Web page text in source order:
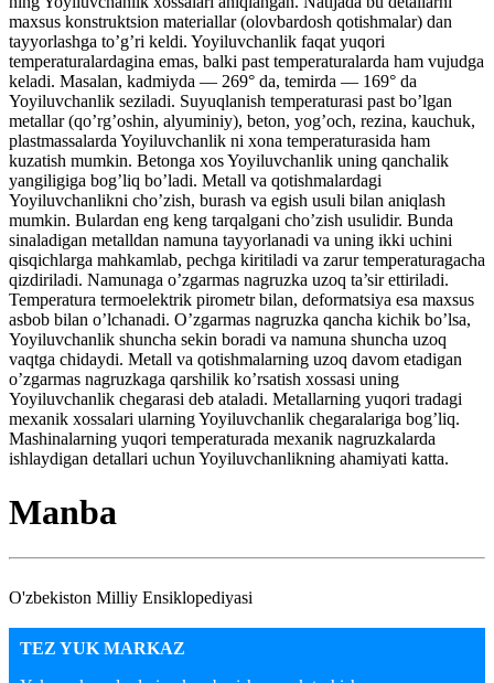
maxsus konstruktsion materiallar (olovbardosh qotishmalar) dan
tayyorlashga to’g’ri keldi. Yoyiluvchanlik faqat yuqori
temperaturalardagina emas, balki past temperaturalarda ham vujudga
keladi. Masalan, kadmiyda — 269° da, temirda — 169° da
Yoyiluvchanlik seziladi. Suyuqlanish temperaturasi past bo’lgan
metallar (qo’rg’oshin, alyuminiy), beton, yog’och, rezina, kauchuk,
plastmassalarda Yoyiluvchanlik ni xona temperaturasida ham
kuzatish mumkin. Betonga xos Yoyiluvchanlik uning qanchalik
yangiligiga bog’liq bo’ladi. Metall va qotishmalardagi
Yoyiluvchanlikni cho’zish, burash va egish usuli bilan aniqlash
mumkin. Bulardan eng keng tarqalgani cho’zish usulidir. Bunda
sinaladigan metalldan namuna tayyorlanadi va uning ikki uchini
qisqichlarga mahkamlab, pechga kiritiladi va zarur temperaturagacha
qizdiriladi. Namunaga o’zgarmas nagruzka uzoq ta’sir ettiriladi.
Temperatura termoelektrik pirometr bilan, deformatsiya esa maxsus
asbob bilan o’lchanadi. O’zgarmas nagruzka qancha kichik bo’lsa,
Yoyiluvchanlik shuncha sekin boradi va namuna shuncha uzoq
vaqtga chidaydi. Metall va qotishmalarning uzoq davom etadigan
o’zgarmas nagruzkaga qarshilik ko’rsatish xossasi uning
Yoyiluvchanlik chegarasi deb ataladi. Metallarning yuqori tradagi
mexanik xossalari ularning Yoyiluvchanlik chegaralariga bog’liq.
Mashinalarning yuqori temperaturada mexanik nagruzkalarda
ishlaydigan detallari uchun Yoyiluvchanlikning ahamiyati katta.
Manba
O'zbekiston Milliy Ensiklopediyasi
TEZ YUK MARKAZ